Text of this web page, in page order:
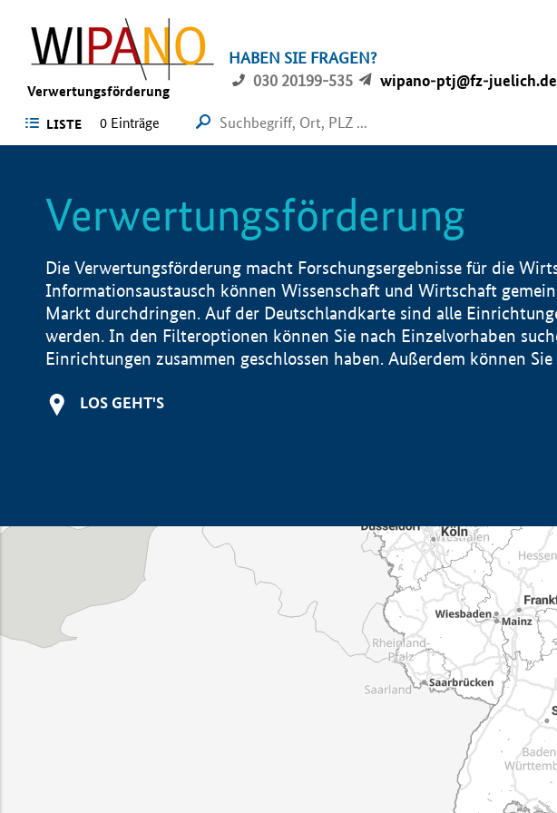
Verwertungsförderung
HABEN SIE FRAGEN?
030 20199-535
wipano-ptj@fz-juelich.de
LISTE 0 Einträge
Verwertungsförderung
Die Verwertungsförderung macht Forschungsergebnisse für die
Informationsaustausch können Wissenschaft und Wirtschaft
Markt durchdringen. Auf der Deutschlandkarte sind alle
werden. In den Filteroptionen können Sie nach Einzelvorhaben
Einrichtungen zusammen geschlossen haben. Außerdem können
LOS GEHT'S